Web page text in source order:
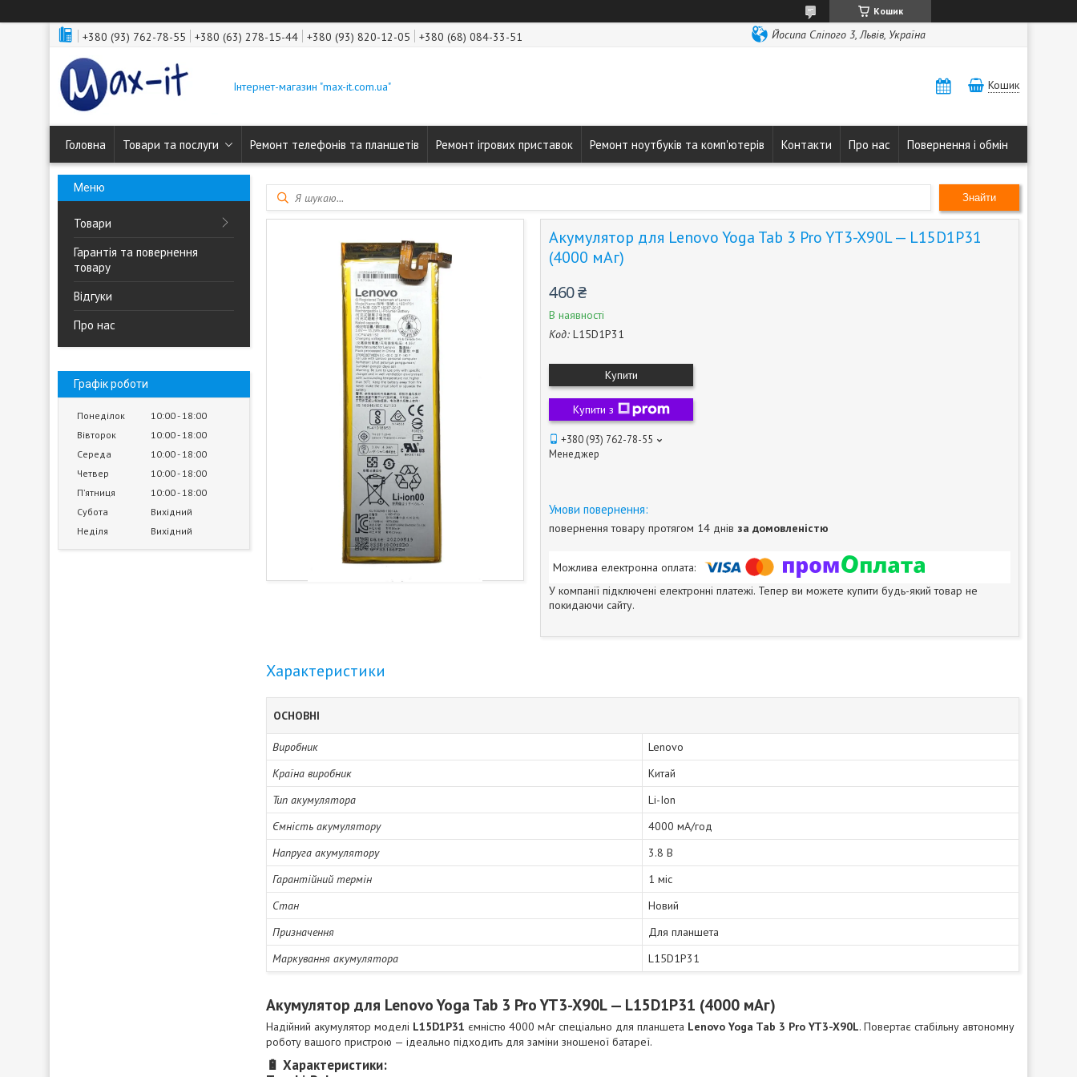
Кошик
+380 (93) 762-78-55 +380 (63) 278-15-44 +380 (93) 820-12-05 +380 (68) 084-33-51 Йосипа Сліпого 3, Львів, Україна
Інтернет-магазин "max-it.com.ua" Кошик
Головна Товари та послуги Ремонт телефонів та планшетів Ремонт ігрових приставок Ремонт ноутбуків та комп'ютерів Контакти Про нас Повернення і обмін
Товари
Гарантія та повернення
товару
Відгуки
Про нас
Графік роботи
Понеділок 10:00 18:00
Вівторок
10:00 18:00
Середа
10:00 18:00
Четвер
10:00 18:00
Пʼятниця
10:00 18:00
Субота
Вихідний
Неділя
Вихідний
Знайти
Акумулятор для Lenovo Yoga Tab 3 Pro YT3-X90L — L15D1P31
(4000 мАг)
460 ₴
В наявності
Код: L15D1P31
Купити
Купити з
+380 (93) 762-78-55
Менеджер
повернення товару протягом 14 днів за домовленістю
У компанії підключені електронні платежі. Тепер ви можете купити будь-який товар не
покидаючи сайту.
Характеристики
ОСНОВНІ
Виробник
Lenovo
Країна виробник
Китай
Тип акумулятора
Li-Ion
Ємність акумулятору
4000 мА/год
Напруга акумулятору
3.8 В
Гарантійний термін
1 міс
Стан
Новий
Призначення
Для планшета
Маркування акумулятора
L15D1P31
Акумулятор для Lenovo Yoga Tab 3 Pro YT3-X90L — L15D1P31 (4000 мАг)
Надійний акумулятор моделі L15D1P31 ємністю 4000 мАг спеціально для планшета Lenovo Yoga Tab 3 Pro YT3-X90L. Повертає стабільну автономну
роботу вашого пристрою — ідеально підходить для заміни зношеної батареї.
🔋 Характеристики: